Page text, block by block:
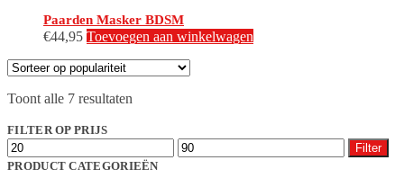
Paarden Masker BDSM
€44,95 Toevoegen aan winkelwagen
Toont alle 7 resultaten
FILTER OP PRIJS
Min.
prijs
Max.
prijs
Filter
PRODUCT CATEGORIEËN